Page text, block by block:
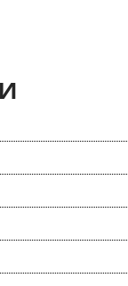
из